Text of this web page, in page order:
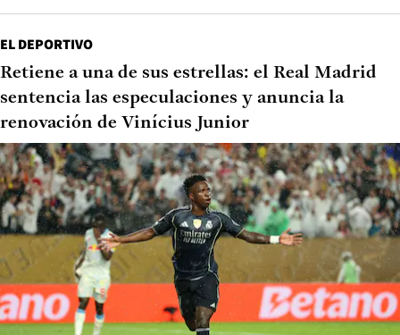
EL DEPORTIVO
Retiene a una de sus estrellas: el Real Madrid
sentencia las especulaciones y anuncia la
renovación de Vinícius Junior